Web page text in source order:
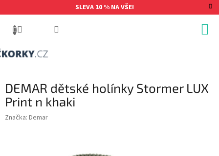
na
SLEVA 10 % NA VŠE!
DEMAR dětské holínky Stormer LUX
Print n khaki
Značka: Demar